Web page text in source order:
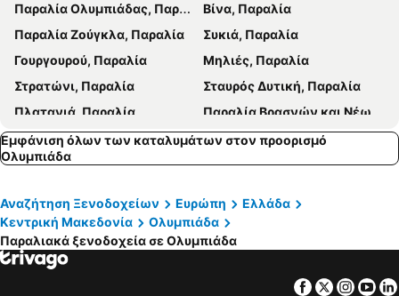
Άγιος Νικόλαος Σιθωνίας, beach hotels
Παραλία Οφρυνίου, beach hotels
Βρασνά, beach hotels
Πυργαδίκια, beach hotels
Νέα Ρόδα, beach hotels
Σαλονικιού, beach hotels
Βατοπέδι, beach hotels
Τρίκορφο, beach hotels
Σπαθιές, beach hotels
Στρατώνι, beach hotels
Παραλία Ολυμπιάδας, Παραλία
Βίνα, Παραλία
Παραλία Ζούγκλα, Παραλία
Συκιά, Παραλία
Γουργουρού, Παραλία
Μηλιές, Παραλία
Στρατώνι, Παραλία
Σταυρός Δυτική, Παραλία
Πλατανιά, Παραλία
Παραλία Βρασνών και Νέων Βρασνών, Παραλία
Ασπροβάλτα, Παραλία
Σερραϊκή Ακτή, Παραλία
Γαβριάδια, Παραλία
Εμφάνιση όλων των καταλυμάτων στον προορισμό
Ολυμπιάδα
Αναζήτηση Ξενοδοχείων Ευρώπη
Ελλάδα
Κεντρική Μακεδονία
Ολυμπιάδα
Παραλιακά ξενοδοχεία σε Ολυμπιάδα
Facebook
Twitter